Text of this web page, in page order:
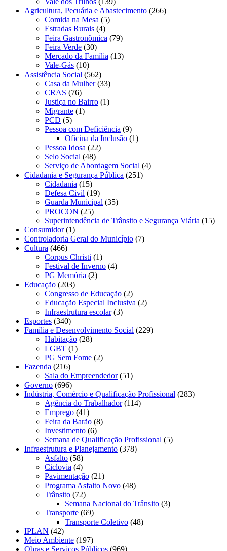
Agricultura, Pecuária e Abastecimento (266)
Comida na Mesa (5)
Estradas Rurais (4)
Feira Gastronômica (79)
Feira Verde (30)
Mercado da Família (13)
Vale-Gás (10)
Assistência Social (562)
Casa da Mulher(33)
CRAS (76)
Justiça no Bairro (1)
Migrante (1)
PCD (5)
Pessoa com Deficiência (9)
Oficina da Inclusão (1)
Pessoa Idosa (22)
Selo Social (48)
Serviço de Abordagem Social (4)
Cidadania e Segurança Pública (251)
Cidadania (15)
Defesa Civil (19)
Guarda Municipal (35)
PROCON (25)
Superintendência de Trânsito e Segurança Viária (15)
Consumidor(1)
Controladoria Geral do Município (7)
Cultura (466)
Corpus Christi (1)
Festival de Inverno (4)
PG Memória (2)
Educação (203)
Congresso de Educação (2)
Educação Especial Inclusiva (2)
Infraestrutura escolar(3)
Esportes (340)
Família e Desenvolvimento Social (229)
Habitação (28)
LGBT (1)
PG Sem Fome (2)
Fazenda (216)
Sala do Empreendedor(51)
Governo (696)
Indústria, Comércio e Qualificação Profissional (283)
Agência do Trabalhador(114)
Emprego (41)
Feira da Barão (8)
Investimento (6)
Semana de Qualificação Profissional (5)
Infraestrutura e Planejamento (378)
Asfalto (58)
Ciclovia (4)
Pavimentação (21)
Programa Asfalto Novo (48)
Trânsito (72)
Semana Nacional do Trânsito (3)
Transporte (69)
Transporte Coletivo (48)
IPLAN (42)
Meio Ambiente (197)
Obras e Serviços Públicos (969)